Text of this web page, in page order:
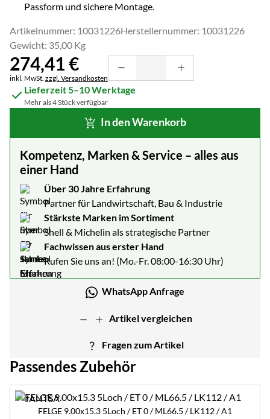
Passform und sichere Montage.
Artikelnummer: 10031226Herstellernummer: 10031226
Gewicht: 35,00 Kg
274,41€
Steuerhinweis:
inkl. MwSt. zzgl. Versandkosten
Lieferzeit 5–10 Werktage
Mehr als 4 Stück verfügbar
In den Warenkorb
Kompetenz, Marken & Service – alles aus
einer Hand
Über 30 Jahre Erfahrung
Partner für Landwirtschaft, Bau & Industrie
Stärkste Marken im Sortiment
Shell & Michelin als strategische Partner
Fachwissen aus erster Hand
Rufen Sie uns an! (Mo.-Fr. 08:00-16:30 Uhr)
WhatsApp Anfrage
Artikel vergleichen
Fragen zum Artikel
Passendes Zubehör
Zubehör überspringen
FELGE 9.00x15.3 5Loch / ET 0 / ML66.5 / LK112 / A1